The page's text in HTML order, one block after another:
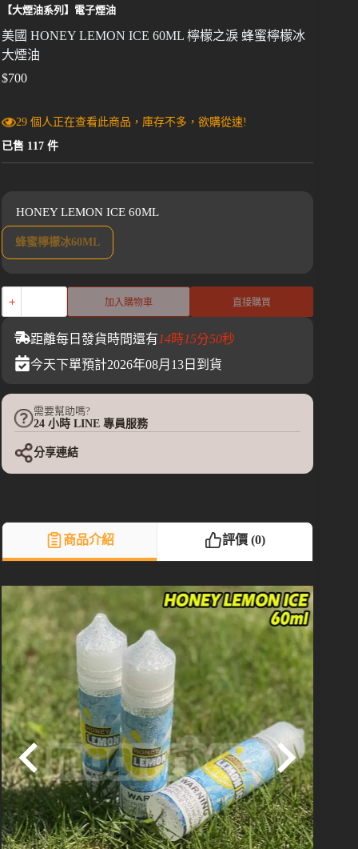
【大煙油系列】電子煙油
美國 HONEY LEMON ICE 60ML 檸檬之淚 蜂蜜檸檬冰
大煙油
$700
29 個人正在查看此商品，庫存不多，欲購從速!
已售 117 件
HONEY LEMON ICE 60ML
蜂蜜檸檬冰60ML
加入購物車 直接購買
距離每日發貨時間還有14時15分49秒
今天下單預計2026年08月13日到貨
需要幫助嗎?
24 小時 LINE 專員服務
分享連結
商品介紹 評價 (0)